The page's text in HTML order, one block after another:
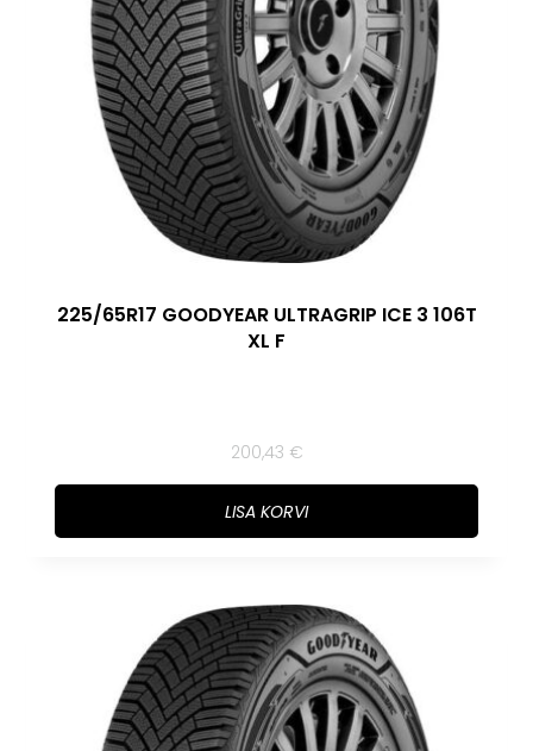
225/65R17 GOODYEAR ULTRAGRIP ICE 3 106T
XL F
200,43 €
LISA KORVI